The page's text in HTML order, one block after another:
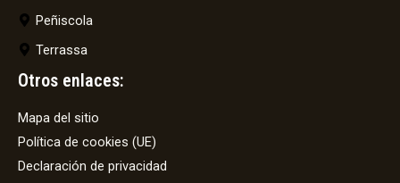
Peñiscola
Terrassa
Otros enlaces:
Mapa del sitio
Política de cookies (UE)
Declaración de privacidad